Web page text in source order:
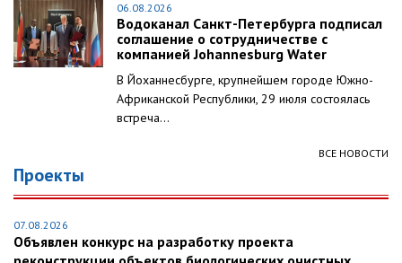
06.08.2026
Водоканал Санкт-Петербурга подписал
соглашение о сотрудничестве с
компанией Johannesburg Water
В Йоханнесбурге, крупнейшем городе Южно-
Африканской Республики, 29 июля состоялась
встреча...
ВСЕ НОВОСТИ
Проекты
07.08.2026
Объявлен конкурс на разработку проекта